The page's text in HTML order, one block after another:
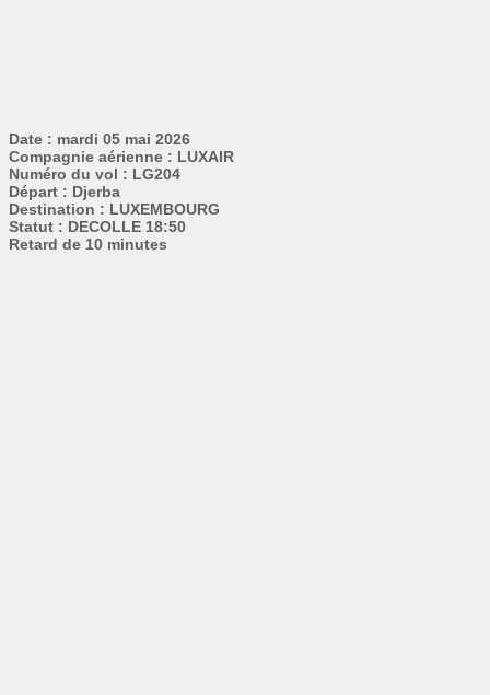
Date : mardi 05 mai 2026
Compagnie aérienne : LUXAIR
Numéro du vol : LG204
Départ : Djerba
Destination : LUXEMBOURG
Statut : DECOLLE 18:50
Retard de 10 minutes